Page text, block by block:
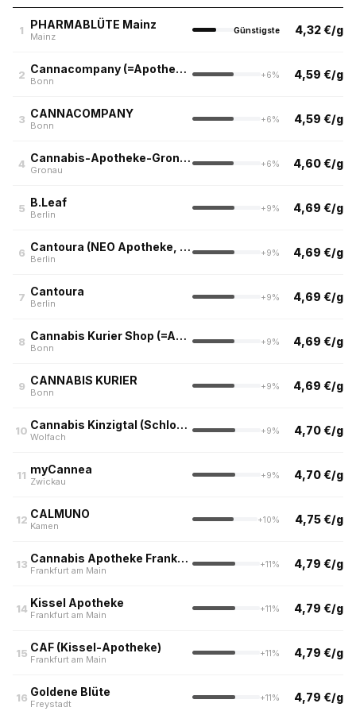
1 PHARMABLÜTE Mainz
Mainz
Günstigste 4,32 €/g
2 Cannacompany (=Apotheke zur alten Post)
Bonn
+6% 4,59 €/g
3 CANNACOMPANY
Bonn
+6% 4,59 €/g
4 Cannabis-Apotheke-Gronau.de
Gronau
+6% 4,60 €/g
5 B.Leaf
Berlin
+9% 4,69 €/g
6 Cantoura (NEO Apotheke, Berlin)
Berlin
+9% 4,69 €/g
7 Cantoura
Berlin
+9% 4,69 €/g
8 Cannabis Kurier Shop (=Apotheke im Knauber)
Bonn
+9% 4,69 €/g
9 CANNABIS KURIER
Bonn
+9% 4,69 €/g
10 Cannabis Kinzigtal (Schloss-Apotheke Wolfach)
Wolfach
+9% 4,70 €/g
11 myCannea
Zwickau
+9% 4,70 €/g
12 CALMUNO
Kamen
+10% 4,75 €/g
13 Cannabis Apotheke Frankfurt
Frankfurt am Main
+11% 4,79 €/g
14 Kissel Apotheke
Frankfurt am Main
+11% 4,79 €/g
15 CAF (Kissel-Apotheke)
Frankfurt am Main
+11% 4,79 €/g
16 Goldene Blüte
Freystadt
+11% 4,79 €/g